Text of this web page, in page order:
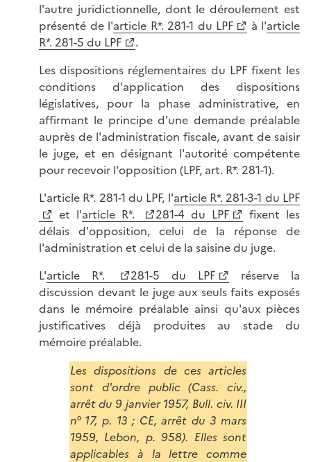
l'autre juridictionnelle, dont le déroulement est
présenté de l'article R*. 281-1 du LPF à l'article
R*. 281-5 du LPF
.
Les dispositions réglementaires du LPF fixent les
conditions d'application des dispositions
législatives, pour la phase administrative, en
affirmant le principe d'une demande préalable
auprès de l'administration fiscale, avant de saisir
le juge, et en désignant l'autorité compétente
pour recevoir l'opposition (LPF, art. R*. 281-1).
L'article R*. 281-1 du LPF, l'article R*. 281-3-1 du LPF
et l'article R*. 281-4 du LPF
fixent les
délais d'opposition, celui de la réponse de
l'administration et celui de la saisine du juge.
L'article R*. 281-5 du LPF
réserve la
discussion devant le juge aux seuls faits exposés
dans le mémoire préalable ainsi qu'aux pièces
justificatives déjà produites au stade du
mémoire préalable.
Les dispositions de ces articles
sont d'ordre public (Cass. civ.,
arrêt du 9 janvier 1957, Bull. civ. III
n° 17, p. 13 ; CE, arrêt du 3 mars
1959, Lebon, p. 958). Elles sont
applicables à la lettre comme